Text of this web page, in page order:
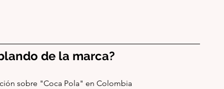
de la marca?
sobre "Coca Pola" en Colombia